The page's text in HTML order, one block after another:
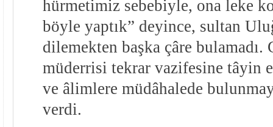
hürmetimiz sebebiyle, ona leke
böyle yaptık” deyince, sultan
dilemekten başka çâre bulamadı.
müderrisi tekrar vazifesine tâyin
ve âlimlere müdâhalede
verdi.